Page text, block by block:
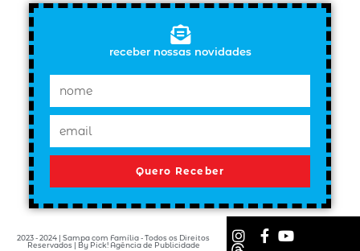
receber nossas novidades
Quero Receber
2023 - 2024 | Sampa com Família - Todos os Direitos
Reservados | By Pick! Agência de Publicidade